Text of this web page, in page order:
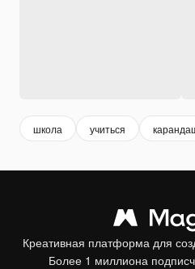
школа учиться
Креативная платформа для
Более 1 миллиона